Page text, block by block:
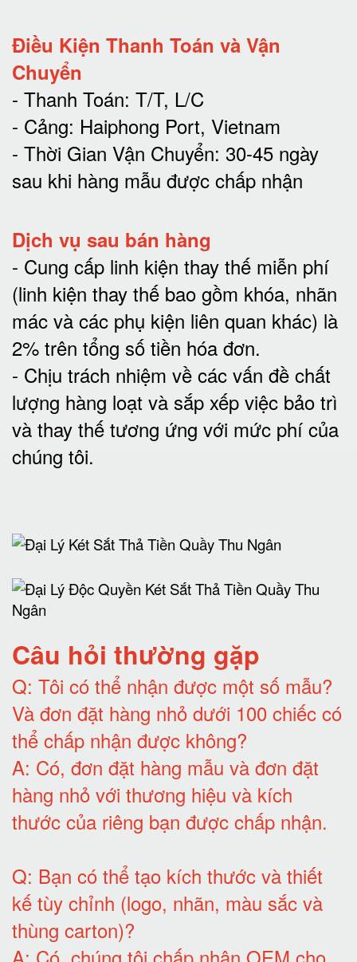
Điều Kiện Thanh Toán và Vận
Chuyển
- Thanh Toán: T/T, L/C
- Cảng: Haiphong Port, Vietnam
- Thời Gian Vận Chuyển: 30-45 ngày
sau khi hàng mẫu được chấp nhận
Dịch vụ sau bán hàng
- Cung cấp linh kiện thay thế miễn phí
(linh kiện thay thế bao gồm khóa, nhãn
mác và các phụ kiện liên quan khác) là
2% trên tổng số tiền hóa đơn.
- Chịu trách nhiệm về các vấn đề chất
lượng hàng loạt và sắp xếp việc bảo trì
và thay thế tương ứng với mức phí của
chúng tôi.
Câu hỏi thường gặp
Q: Tôi có thể nhận được một số mẫu?
Và đơn đặt hàng nhỏ dưới 100 chiếc có
thể chấp nhận được không?
A: Có, đơn đặt hàng mẫu và đơn đặt
hàng nhỏ với thương hiệu và kích
thước của riêng bạn được chấp nhận.
Q: Bạn có thể tạo kích thước và thiết
kế tùy chỉnh (logo, nhãn, màu sắc và
thùng carton)?